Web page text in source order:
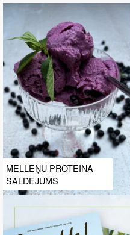
MELLEŅU PROTEĪNA
SALDĒJUMS